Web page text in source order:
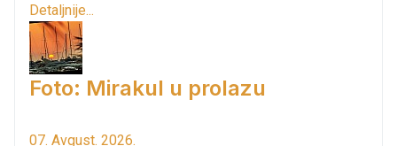
Detaljnije...
Foto: Mirakul u prolazu
07. Avgust. 2026.